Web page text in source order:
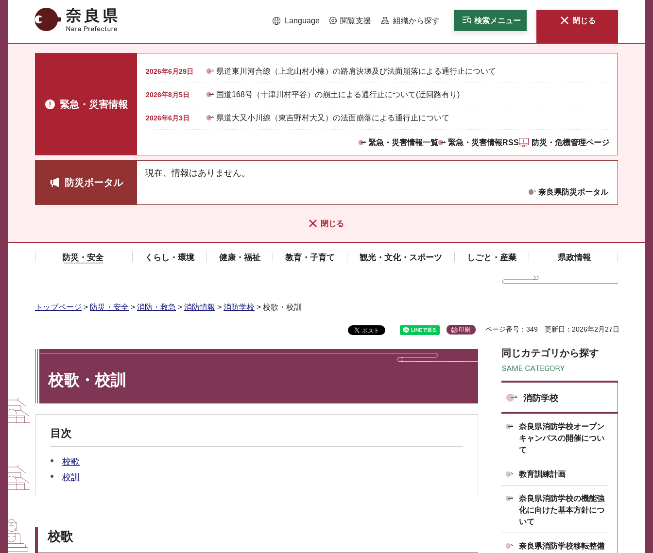
奈良県 Language 閲覧支援 組織から探す 検索メニュー 閉じる
緊急・災害情報
2026年6月29日 県道東川河合線（上北山村小橡）の路肩決壊及び法面崩落による通行止について
2026年8月5日 国道168号（十津川村平谷）の崩土による通行止について(迂回路有り)
2026年6月3日 県道大又小川線（東吉野村大又）の法面崩落による通行止について
緊急・災害情報一覧 緊急・災害情報RSS 防災・危機管理ページ
防災ポータル
現在、情報はありません。
奈良県防災ポータル
閉じる
防災・安全 くらし・環境 健康・福祉 教育・子育て 観光・文化・スポーツ しごと・産業 県政情報
トップページ > 防災・安全 > 消防・救急 > 消防情報 > 消防学校 > 校歌・校訓
印刷 ページ番号：349 更新日：2026年2月27日
校歌・校訓
目次
校歌
校訓
校歌
同じカテゴリから探す
消防学校
奈良県消防学校オープン
キャンパスの開催につい
て
教育訓練計画
奈良県消防学校の機能強
化に向けた基本方針につ
いて
奈良県消防学校移転整備